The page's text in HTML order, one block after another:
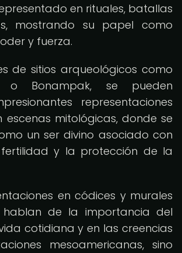
en rituales, batallas
mostrando su papel como
y fuerza.
de sitios arqueológicos como
o Bonampak, se pueden
representaciones
escenas mitológicas, donde se
un ser divino asociado con
y la protección de la
en códices y murales
de la importancia del
cotidiana y en las creencias
mesoamericanas, sino